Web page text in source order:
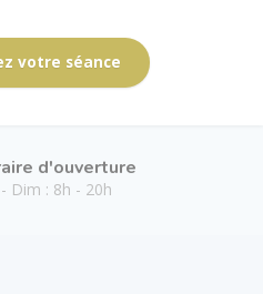
votre séance
d'ouverture
Dim : 8h - 20h